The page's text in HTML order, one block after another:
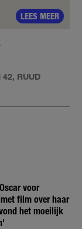
LEES MEER
42, RUUD
voor
film over haar
het moeilijk